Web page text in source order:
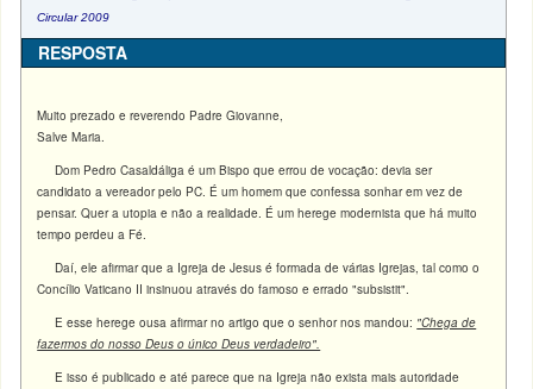
Circular 2009
RESPOSTA
Muito prezado e reverendo Padre Giovanne,
Salve Maria.
Dom Pedro Casaldáliga é um Bispo que errou de vocação: devia ser
candidato a vereador pelo PC. É um homem que confessa sonhar em vez de
pensar. Quer a utopia e não a realidade. É um herege modernista que há muito
tempo perdeu a Fé.
Daí, ele afirmar que a Igreja de Jesus é formada de várias Igrejas, tal como o
Concílio Vaticano II insinuou através do famoso e errado "subsistit".
E esse herege ousa afirmar no artigo que o senhor nos mandou: "Chega de
fazermos do nosso Deus o único Deus verdadeiro".
E isso é publicado e até parece que na Igreja não exista mais autoridade